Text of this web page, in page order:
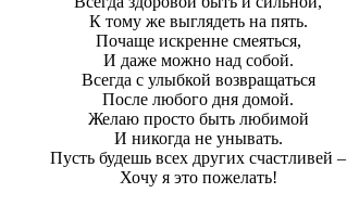
К тому же выглядеть на пять.
Почаще искренне смеяться,
И даже можно над собой.
Всегда с улыбкой возвращаться
После любого дня домой.
Желаю просто быть любимой
И никогда не унывать.
Пусть будешь всех других счастливей –
Хочу я это пожелать!